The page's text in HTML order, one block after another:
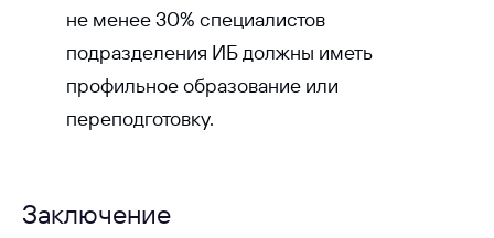
не менее 30% специалистов
подразделения ИБ должны иметь
профильное образование или
переподготовку.
Заключение